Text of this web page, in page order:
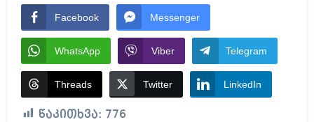
Facebook Messenger
WhatsApp Viber Telegram
Threads Twitter LinkedIn
წაკითხვა: 776